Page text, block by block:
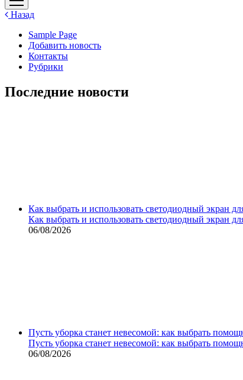
меню
Назад
Sample Page
Добавить новость
Контакты
Рубрики
Последние новости
Как выбрать и использовать светодиодный экран
Как выбрать и использовать светодиодный экран
06/08/2026
Пусть уборка станет невесомой: как выбрать
Пусть уборка станет невесомой: как выбрать
06/08/2026